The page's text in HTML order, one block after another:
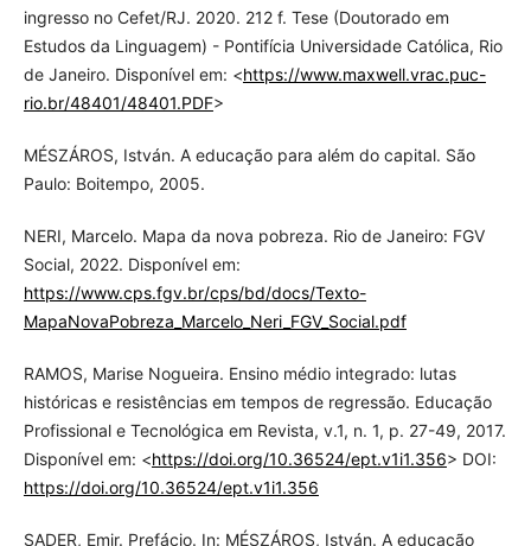
ingresso no Cefet/RJ. 2020. 212 f. Tese (Doutorado em
Estudos da Linguagem) - Pontifícia Universidade Católica, Rio
de Janeiro. Disponível em: <https://www.maxwell.vrac.puc-
rio.br/48401/48401.PDF>
MÉSZÁROS, István. A educação para além do capital. São
Paulo: Boitempo, 2005.
NERI, Marcelo. Mapa da nova pobreza. Rio de Janeiro: FGV
Social, 2022. Disponível em:
https://www.cps.fgv.br/cps/bd/docs/Texto-
MapaNovaPobreza_Marcelo_Neri_FGV_Social.pdf
RAMOS, Marise Nogueira. Ensino médio integrado: lutas
históricas e resistências em tempos de regressão. Educação
Profissional e Tecnológica em Revista, v.1, n. 1, p. 27-49, 2017.
Disponível em: <https://doi.org/10.36524/ept.v1i1.356> DOI:
https://doi.org/10.36524/ept.v1i1.356
SADER, Emir. Prefácio. In: MÉSZÁROS, István. A educação